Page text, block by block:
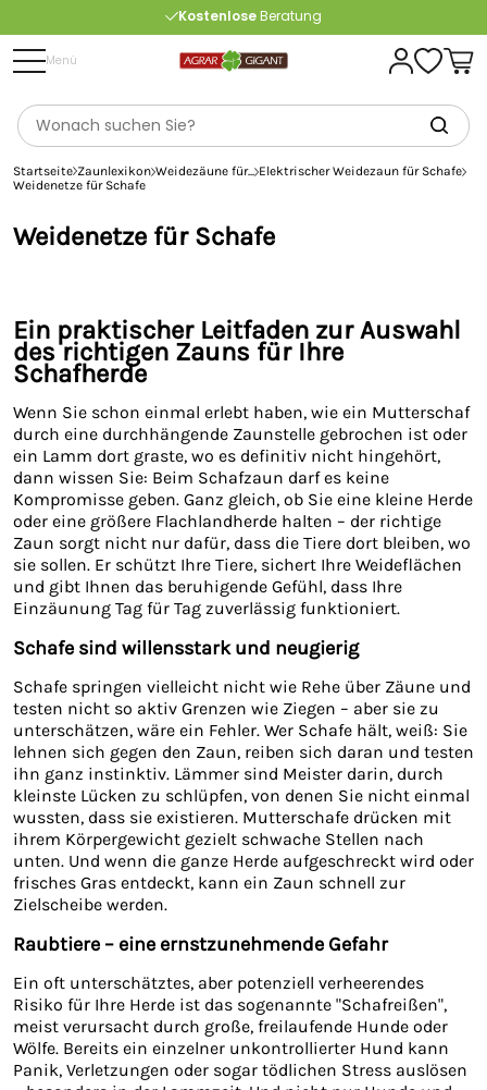
KostenloseBeratung
ab 175 € (in DE) – außer Sperrgut
Menü
Startseite Zaunlexikon Weidezäune für... Elektrischer Weidezaun für Schafe
Weidenetze für Schafe
Weidenetze für Schafe
Ein praktischer Leitfaden zur Auswahl
des richtigen Zauns für Ihre
Schafherde
Wenn Sie schon einmal erlebt haben, wie ein Mutterschaf
durch eine durchhängende Zaunstelle gebrochen ist oder
ein Lamm dort graste, wo es definitiv nicht hingehört,
dann wissen Sie: Beim Schafzaun darf es keine
Kompromisse geben. Ganz gleich, ob Sie eine kleine Herde
oder eine größere Flachlandherde halten – der richtige
Zaun sorgt nicht nur dafür, dass die Tiere dort bleiben, wo
sie sollen. Er schützt Ihre Tiere, sichert Ihre Weideflächen
und gibt Ihnen das beruhigende Gefühl, dass Ihre
Einzäunung Tag für Tag zuverlässig funktioniert.
Schafe sind willensstark und neugierig
Schafe springen vielleicht nicht wie Rehe über Zäune und
testen nicht so aktiv Grenzen wie Ziegen – aber sie zu
unterschätzen, wäre ein Fehler. Wer Schafe hält, weiß: Sie
lehnen sich gegen den Zaun, reiben sich daran und testen
ihn ganz instinktiv. Lämmer sind Meister darin, durch
kleinste Lücken zu schlüpfen, von denen Sie nicht einmal
wussten, dass sie existieren. Mutterschafe drücken mit
ihrem Körpergewicht gezielt schwache Stellen nach
unten. Und wenn die ganze Herde aufgeschreckt wird oder
frisches Gras entdeckt, kann ein Zaun schnell zur
Zielscheibe werden.
Raubtiere – eine ernstzunehmende Gefahr
Ein oft unterschätztes, aber potenziell verheerendes
Risiko für Ihre Herde ist das sogenannte "Schafreißen",
meist verursacht durch große, freilaufende Hunde oder
Wölfe. Bereits ein einzelner unkontrollierter Hund kann
Panik, Verletzungen oder sogar tödlichen Stress auslösen